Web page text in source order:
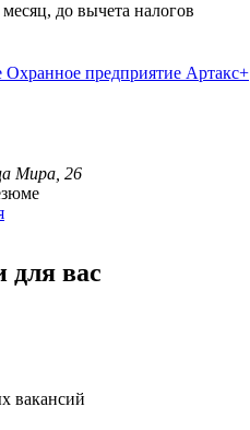
месяц, до вычета налогов
Охранное предприятие Артакс+
Мира, 26
для вас
вакансий